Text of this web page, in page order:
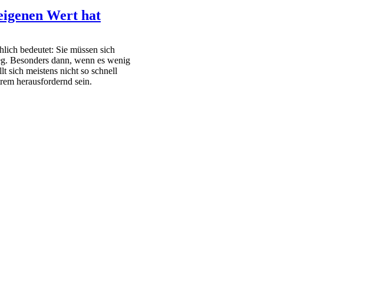
Wert hat
bedeutet: Sie müssen sich
Besonders dann, wenn es wenig
sich meistens nicht so schnell
herausfordernd sein.